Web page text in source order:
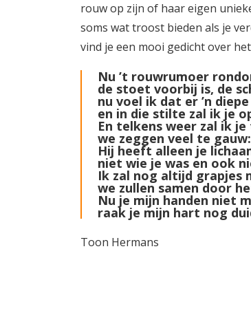
rouw op zijn of haar eigen
soms wat troost bieden als je
vind je een mooi gedicht over
Nu ’t rouwrumoer
de stoet voorbij is, de
nu voel ik dat er ’n
en in die stilte zal ik je
En telkens weer zal ik
we zeggen veel te
Hij heeft alleen je
niet wie je was en ook
Ik zal nog altijd grapjes
we zullen samen door
Nu je mijn handen niet
raak je mijn hart nog
Toon Hermans